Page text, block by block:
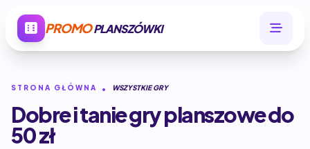
PROMOPLANSZÓWKI
STRONA GŁÓWNA WSZYSTKIE GRY
Dobre i tanie gry planszowe do
50 zł